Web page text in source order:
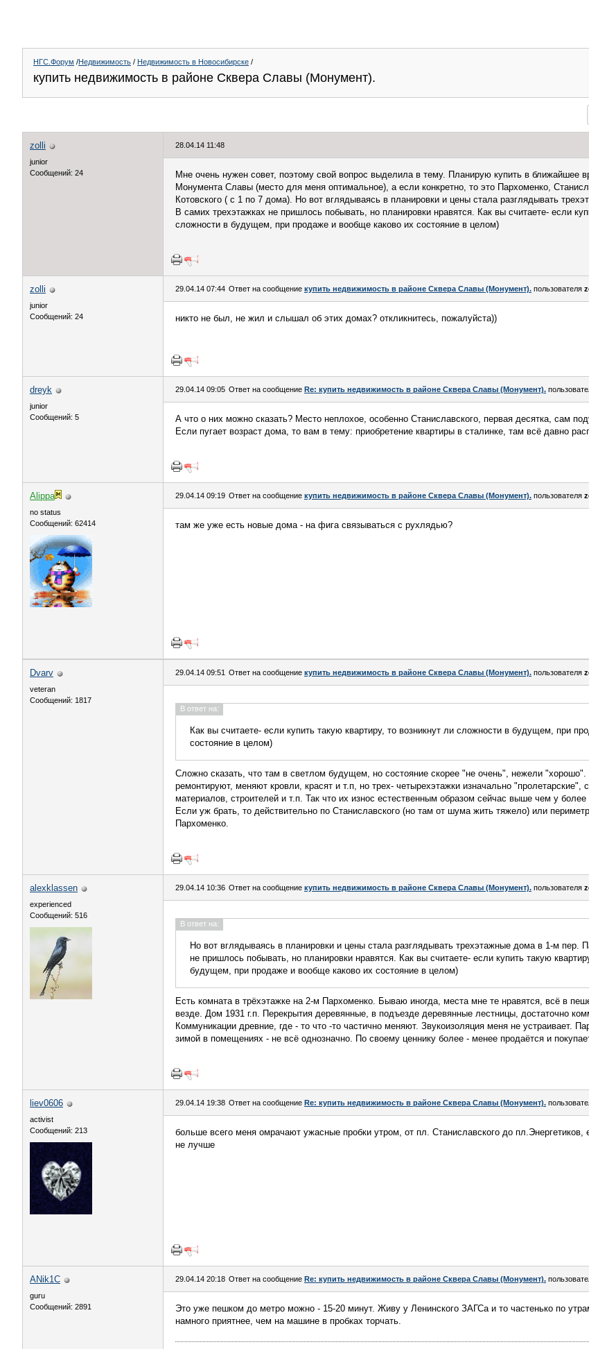
НГС.Форум /Недвижимость / Недвижимость в Новосибирске /
купить недвижимость в районе Сквера Славы (Монумент).
zolli
junior
Сообщений: 24
28.04.14 11:48
Мне очень нужен совет, поэтому свой вопрос выделила в тему. Планирую купить в ближайшее
Монумента Славы (место для меня оптимальное), а если конкретно, то это Пархоменко,
Котовского ( с 1 по 7 дома). Но вот вглядываясь в планировки и цены стала разглядывать
В самих трехэтажках не пришлось побывать, но планировки нравятся. Как вы считаете- если
сложности в будущем, при продаже и вообще каково их состояние в целом)
zolli
junior
Сообщений: 24
29.04.14 07:44 Ответ на сообщение купить недвижимость в районе Сквера Славы (Монумент). пользователя
никто не был, не жил и слышал об этих домах? откликнитесь, пожалуйста))
dreyk
junior
Сообщений: 5
29.04.14 09:05 Ответ на сообщение Re: купить недвижимость в районе Сквера Славы (Монумент).
А что о них можно сказать? Место неплохое, особенно Станиславского, первая десятка, сам
Если пугает возраст дома, то вам в тему: приобретение квартиры в сталинке, там всё давно
Alippa
no status
Сообщений: 62414
29.04.14 09:19 Ответ на сообщение купить недвижимость в районе Сквера Славы (Монумент). пользователя
там же уже есть новые дома - на фига связываться с рухлядью?
Dvarv
veteran
Сообщений: 1817
29.04.14 09:51 Ответ на сообщение купить недвижимость в районе Сквера Славы (Монумент). пользователя
В ответ на:
Как вы считаете- если купить такую квартиру, то возникнут ли сложности в будущем, при
состояние в целом)
Сложно сказать, что там в светлом будущем, но состояние скорее "не очень", нежели
ремонтируют, меняют кровли, красят и т.п, но трех- четырехэтажки изначально
материалов, строителей и т.п. Так что их износ естественным образом сейчас выше чем у
Если уж брать, то действительно по Станиславского (но там от шума жить тяжело) или
Пархоменко.
alexklassen
experienced
Сообщений: 516
29.04.14 10:36 Ответ на сообщение купить недвижимость в районе Сквера Славы (Монумент). пользователя
В ответ на:
Но вот вглядываясь в планировки и цены стала разглядывать трехэтажные дома в 1-м пер.
не пришлось побывать, но планировки нравятся. Как вы считаете- если купить такую
будущем, при продаже и вообще каково их состояние в целом)
Есть комната в трёхэтажке на 2-м Пархоменко. Бываю иногда, места мне те нравятся, всё в
везде. Дом 1931 г.п. Перекрытия деревянные, в подъезде деревянные лестницы, достаточно
Коммуникации древние, где - то что -то частично меняют. Звукоизоляция меня не устраивает.
зимой в помещениях - не всё однозначно. По своему ценнику более - менее продаётся и
liev0606
activist
Сообщений: 213
29.04.14 19:38 Ответ на сообщение Re: купить недвижимость в районе Сквера Славы (Монумент).
больше всего меня омрачают ужасные пробки утром, от пл. Станиславского до пл.Энергетиков,
не лучше
ANik1C
guru
Сообщений: 2891
29.04.14 20:18 Ответ на сообщение Re: купить недвижимость в районе Сквера Славы (Монумент).
Это уже пешком до метро можно - 15-20 минут. Живу у Ленинского ЗАГСа и то частенько по
намного приятнее, чем на машине в пробках торчать.